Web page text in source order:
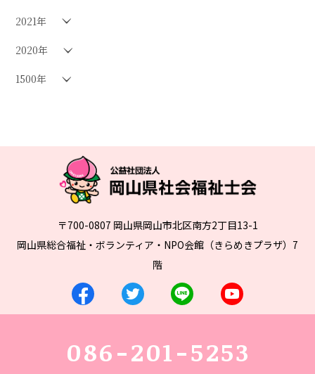
2021年
2020年
1500年
〒700-0807 岡山県岡山市北区南方2丁目13-1
岡山県総合福祉・ボランティア・NPO会館（きらめきプラザ）7
階
086-201-5253